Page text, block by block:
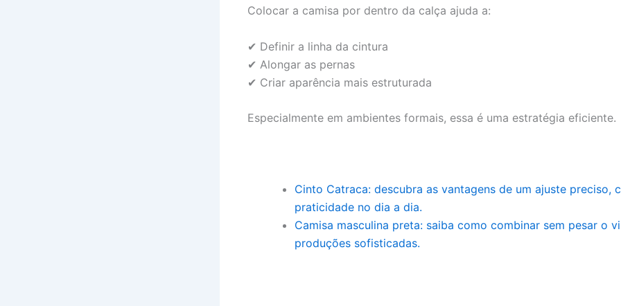
Colocar a camisa por dentro da calça ajuda a:
✔ Definir a linha da cintura
✔ Alongar as pernas
✔ Criar aparência mais estruturada
Especialmente em ambientes formais, essa é uma estratégia eficiente.
Cinto Catraca: descubra as vantagens de um ajuste preciso,
praticidade no dia a dia.
Camisa masculina preta: saiba como combinar sem pesar o
produções sofisticadas.